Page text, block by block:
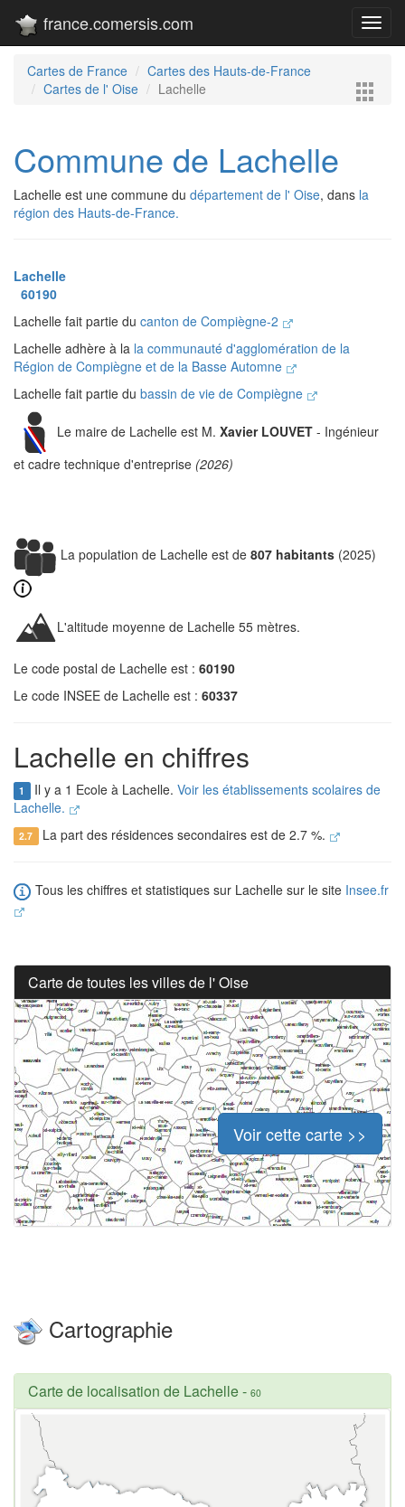
france.comersis.com
Cartes de France
Cartes des Hauts-de-France
Cartes de l' Oise
Lachelle
Commune de Lachelle
Lachelle est une commune du département de l' Oise, dans la
région des Hauts-de-France.
Lachelle
60190
Lachelle fait partie du canton de Compiègne-2
Lachelle adhère à la la communauté d'agglomération de la
Région de Compiègne et de la Basse Automne
Lachelle fait partie du bassin de vie de Compiègne
Le maire de Lachelle est M. Xavier LOUVET - Ingénieur
et cadre technique d'entreprise (2026)
La population de Lachelle est de 807 habitants (2025)
L'altitude moyenne de Lachelle 55 mètres.
Le code postal de Lachelle est : 60190
Le code INSEE de Lachelle est : 60337
Lachelle en chiffres
1 Il y a 1 Ecole à Lachelle. Voir les établissements scolaires de
Lachelle.
2.7 La part des résidences secondaires est de 2.7 %.
Tous les chiffres et statistiques sur Lachelle sur le site Insee.fr
Carte de toutes les villes de l' Oise
Voir cette carte >>
Cartographie
Carte de localisation de Lachelle- 60